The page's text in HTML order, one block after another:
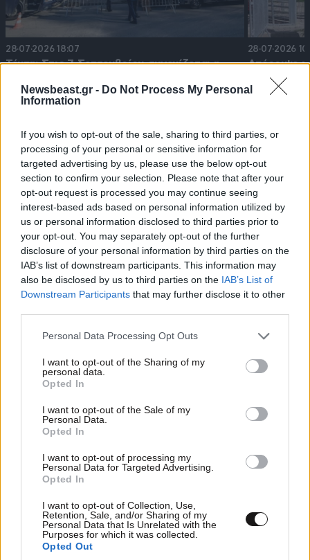
Newsbeast.gr - Do Not Process My Personal
Information
If you wish to opt-out of the sale, sharing to third parties, or
processing of your personal or sensitive information for
targeted advertising by us, please use the below opt-out
section to confirm your selection. Please note that after your
opt-out request is processed you may continue seeing
interest-based ads based on personal information utilized by
us or personal information disclosed to third parties prior to
your opt-out. You may separately opt-out of the further
disclosure of your personal information by third parties on the
IAB’s list of downstream participants. This information may
also be disclosed by us to third parties on the IAB’s List of
Downstream Participants that may further disclose it to other
Please note that this website/app uses one or more Google
not limited to your visit or usage behaviour. You may click to
grant or deny consent to Google and its third-party tags to
use your data for below specified purposes in below Google
consent section.
Personal Data Processing Opt Outs
I want to opt-out of the Sharing of my
personal data.
Opted In
I want to opt-out of the Sale of my
Personal Data.
Opted In
I want to opt-out of processing my
Personal Data for Targeted Advertising.
Opted In
I want to opt-out of Collection, Use,
Retention, Sale, and/or Sharing of my
Personal Data that Is Unrelated with the
Purposes for which it was collected.
Opted Out
28·07·2026 18:07
Τέμπη: Στις 7 Σεπτεμβρίου συνεχίζεται η
απαγγέλθηκε σήμερα σε 36 άτομα
28·07·2026
Απέρριψε
αναβολής
Ακολουθήστε το
Google News
και μάθετε πρώτοι όλες τις ειδήσεις
ΣΧΌΛΙΑ ΑΝΑΓΝΩΣΤΏΝ